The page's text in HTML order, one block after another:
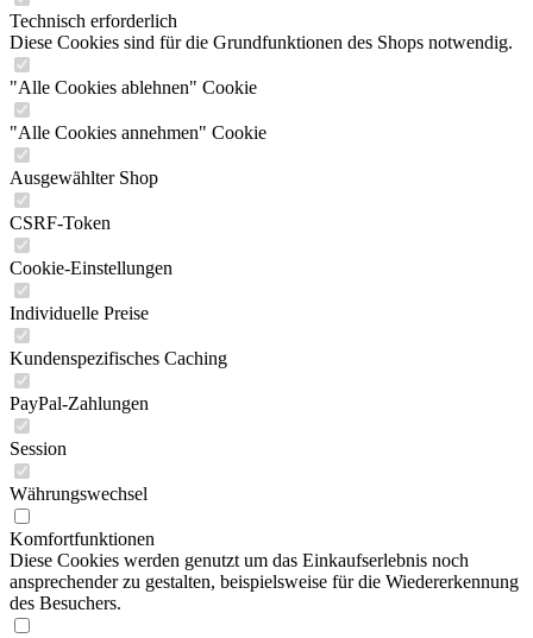
Technisch erforderlich
Diese Cookies sind für die Grundfunktionen des Shops notwendig.
"Alle Cookies ablehnen" Cookie
"Alle Cookies annehmen" Cookie
Ausgewählter Shop
CSRF-Token
Cookie-Einstellungen
Individuelle Preise
Kundenspezifisches Caching
PayPal-Zahlungen
Session
Währungswechsel
Komfortfunktionen
Diese Cookies werden genutzt um das Einkaufserlebnis noch
ansprechender zu gestalten, beispielsweise für die Wiedererkennung
des Besuchers.